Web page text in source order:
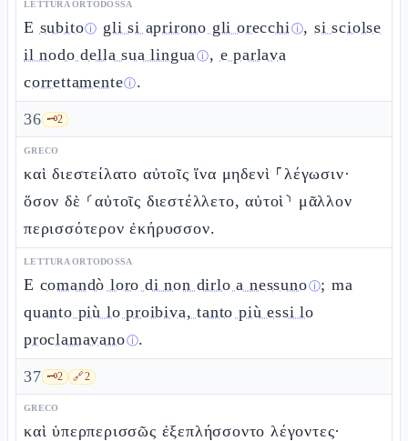
LETTURA ORTODOSSA
E subitoⓘ gli si aprirono gli orecchiⓘ,si sciolse
il nodo della sua linguaⓘ, e parlava
correttamenteⓘ.
36 🗝️2
GRECO
καὶ διεστείλατο αὐτοῖς ἵνα μηδενὶ ⸀λέγωσιν·
ὅσον δὲ ⸂αὐτοῖς διεστέλλετο, αὐτοὶ⸃ μᾶλλον
περισσότερον ἐκήρυσσον.
LETTURA ORTODOSSA
E comandò loro di non dirlo a nessunoⓘ; ma
quanto più lo proibiva, tanto più essi lo
proclamavanoⓘ.
37 🗝️2 🔗2
GRECO
καὶ ὑπερπερισσῶς ἐξεπλήσσοντο λέγοντες·